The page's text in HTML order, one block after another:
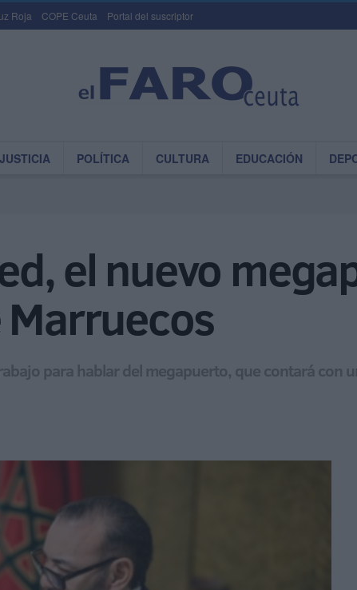
Roja COPE Ceuta Portal del suscriptor
JUSTICIA POLÍTICA CULTURA EDUCACIÓN
el nuevo
para hablar del megapuerto, que contará con